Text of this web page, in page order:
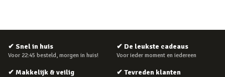
✔ Snel in huis
Voor 22:45 besteld, morgen in huis!
✔ De leukste cadeaus
Voor ieder moment en iedereen
✔ Makkelijk & veilig ✔ Tevreden klanten